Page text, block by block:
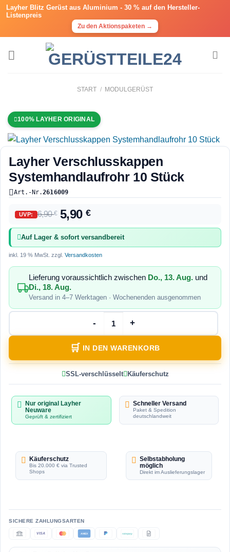
Layher Blitz Gerüst aus Aluminium - 30 % auf den Hersteller-
Listenpreis
Zu den Aktionspaketen →
START / MODULGERÜST
100% LAYHER ORIGINAL
Layher Verschlusskappen
Systemhandlaufrohr 10 Stück
Art.-Nr.2616009
UVP: 6,90€ 5,90€
Auf Lager & sofort versandbereit
inkl. 19 % MwSt. zzgl. Versandkosten
Lieferung voraussichtlich zwischen Do., 13. Aug. und
Di., 18. Aug.
Versand in 4–7 Werktagen · Wochenenden ausgenommen
IN DEN WARENKORB
SSL-verschlüsselt Käuferschutz
Nur original Layher
Neuware
Geprüft & zertifiziert
Schneller Versand
Paket & Spedition
deutschlandweit
Käuferschutz
Bis 20.000 € via Trusted
Shops
Selbstabholung
möglich
Direkt im Auslieferungslager
VISA AMEX ratepay